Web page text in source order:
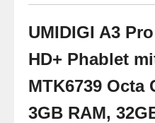
UMIDIGI A3
HD+ Phablet
MTK6739 Octa
3GB RAM,